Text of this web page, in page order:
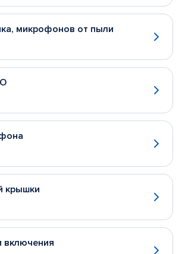
микрофонов от пыли
крышки
включения